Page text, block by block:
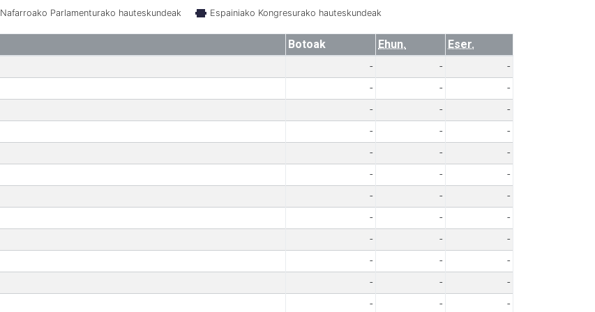
Nafarroako Parlamenturako hauteskundeak Espainiako Kongresurako hauteskundeak
Botoak Ehun.
Eser.
- -
-
- -
-
- -
-
- -
-
- -
-
- -
-
- -
-
- -
-
- -
-
- -
-
- -
-
- -
-